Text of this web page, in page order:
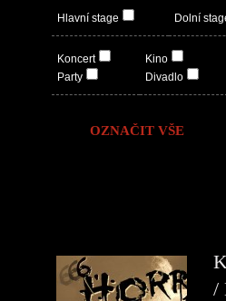
Hlavní stage Dolní
Koncert
Party
Kino
Divadlo
OZNAČIT VŠE
/